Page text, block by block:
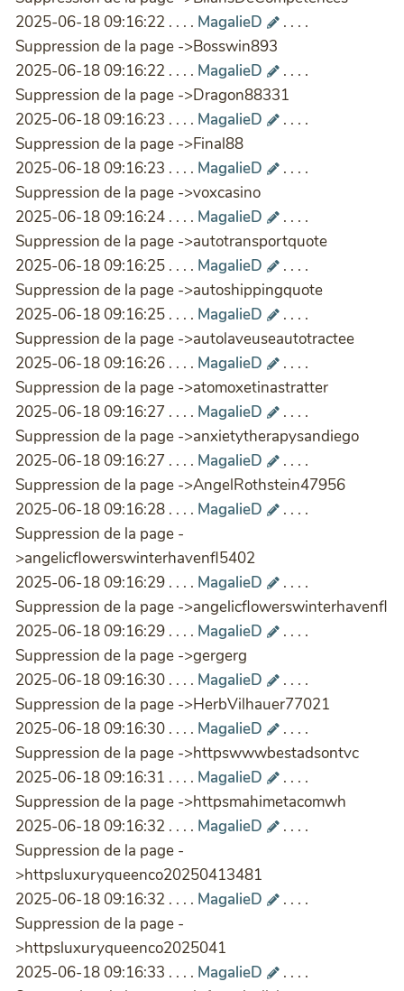
2025-06-18 09:16:22 . . . . MagalieD
. . . .
Suppression de la page ->Bosswin893
2025-06-18 09:16:22 . . . . MagalieD
. . . .
Suppression de la page ->Dragon88331
2025-06-18 09:16:23 . . . . MagalieD
. . . .
Suppression de la page ->Final88
2025-06-18 09:16:23 . . . . MagalieD
. . . .
Suppression de la page ->voxcasino
2025-06-18 09:16:24 . . . . MagalieD
. . . .
Suppression de la page ->autotransportquote
2025-06-18 09:16:25 . . . . MagalieD
. . . .
Suppression de la page ->autoshippingquote
2025-06-18 09:16:25 . . . . MagalieD
. . . .
Suppression de la page ->autolaveuseautotractee
2025-06-18 09:16:26 . . . . MagalieD
. . . .
Suppression de la page ->atomoxetinastratter
2025-06-18 09:16:27 . . . . MagalieD
. . . .
Suppression de la page ->anxietytherapysandiego
2025-06-18 09:16:27 . . . . MagalieD
. . . .
Suppression de la page ->AngelRothstein47956
2025-06-18 09:16:28 . . . . MagalieD
. . . .
Suppression de la page -
>angelicflowerswinterhavenfl5402
2025-06-18 09:16:29 . . . . MagalieD
. . . .
Suppression de la page ->angelicflowerswinterhavenfl
2025-06-18 09:16:29 . . . . MagalieD
. . . .
Suppression de la page ->gergerg
2025-06-18 09:16:30 . . . . MagalieD
. . . .
Suppression de la page ->HerbVilhauer77021
2025-06-18 09:16:30 . . . . MagalieD
. . . .
Suppression de la page ->httpswwwbestadsontvc
2025-06-18 09:16:31 . . . . MagalieD
. . . .
Suppression de la page ->httpsmahimetacomwh
2025-06-18 09:16:32 . . . . MagalieD
. . . .
Suppression de la page -
>httpsluxuryqueenco20250413481
2025-06-18 09:16:32 . . . . MagalieD
. . . .
Suppression de la page -
>httpsluxuryqueenco2025041
2025-06-18 09:16:33 . . . . MagalieD
. . . .